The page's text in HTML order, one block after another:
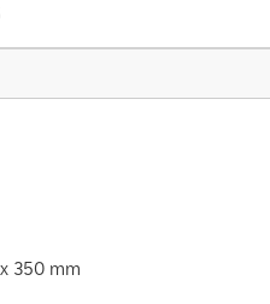
350 mm